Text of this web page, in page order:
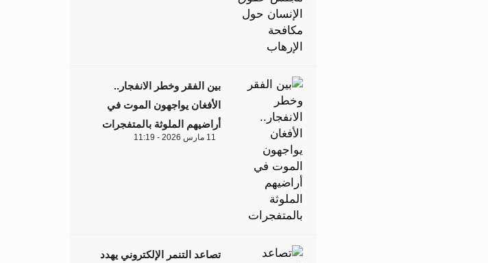
بين الفقر وخطر الانفجار..
الأفغان يواجهون الموت في
أراضيهم الملوثة بالمتفجرات
11 مارس 2026 - 11:19
تصاعد التنمر الإلكتروني يهدد